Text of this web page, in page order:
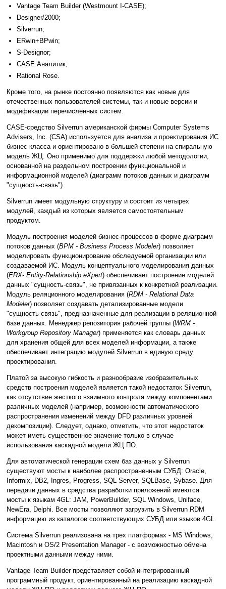
Vantage Team Builder (Westmount I-CASE);
Designer/2000;
Silverrun;
ERwin+BPwin;
S-Designor;
CASE.Аналитик;
Rational Rose.
Кроме того, на рынке постоянно появляются как новые для
отечественных пользователей системы, так и новые версии и
модификации перечисленных систем.
CASE-средство Silverrun американской фирмы Сomputer Systems
Advisers, Inc. (CSA) используется для анализа и проектирования ИС
бизнес-класса и ориентировано в большей степени на спиральную
модель ЖЦ. Оно применимо для поддержки любой методологии,
основанной на раздельном построении функциональной и
информационной моделей (диаграмм потоков данных и диаграмм
"сущность-связь").
Silverrun имеет модульную структуру и состоит из четырех
модулей, каждый из которых является самостоятельным
продуктом.
Модуль построения моделей бизнес-процессов в форме диаграмм
потоков данных (BPM - Business Process Modeler) позволяет
моделировать функционирование обследуемой организации или
создаваемой ИС. Модуль концептуального моделирования данных
(ERX- Entity-Relationship eXpert) обеспечивает построение моделей
данных "сущность-связь", не привязанных к конкретной реализации.
Модуль реляционного моделирования (RDM - Relational Data
Modeler) позволяет создавать детализированные модели
"сущность-связь", предназначенные для реализации в реляционной
базе данных. Менеджер репозитория рабочей группы (WRM -
Workgroup Repository Manager) применяется как словарь данных
для хранения общей для всех моделей информации, а также
обеспечивает интеграцию модулей Silverrun в единую среду
проектирования.
Платой за высокую гибкость и разнообразие изобразительных
средств построения моделей является такой недостаток Silverrun,
как отсутствие жесткого взаимного контроля между компонентами
различных моделей (например, возможности автоматического
распространения изменений между DFD различных уровней
декомпозиции). Следует, однако, отметить, что этот недостаток
может иметь существенное значение только в случае
использования каскадной модели ЖЦ ПО.
Для автоматической генерации схем баз данных у Silverrun
существуют мосты к наиболее распространенным СУБД: Oracle,
Informix, DB2, Ingres, Progress, SQL Server, SQLBase, Sybase. Для
передачи данных в средства разработки приложений имеются
мосты к языкам 4GL: JAM, PowerBuilder, SQL Windows, Uniface,
NewEra, Delphi. Все мосты позволяют загрузить в Silverrun RDM
информацию из каталогов соответствующих СУБД или языков 4GL.
Система Silverrun реализована на трех платформах - MS Windows,
Macintosh и OS/2 Presentation Manager - с возможностью обмена
проектными данными между ними.
Vantage Team Builder представляет собой интегрированный
программный продукт, ориентированный на реализацию каскадной